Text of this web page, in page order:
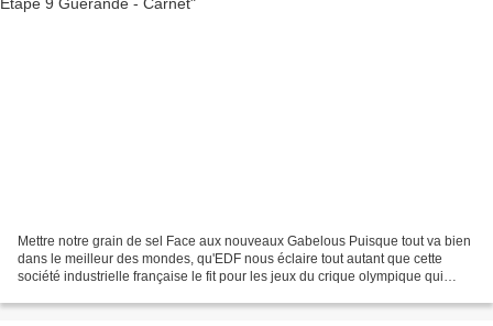
Mettre notre grain de sel Face aux nouveaux Gabelous Puisque tout va bien
dans le meilleur des mondes, qu'EDF nous éclaire tout autant que cette
société industrielle française le fit pour les jeux du crique olympique qui